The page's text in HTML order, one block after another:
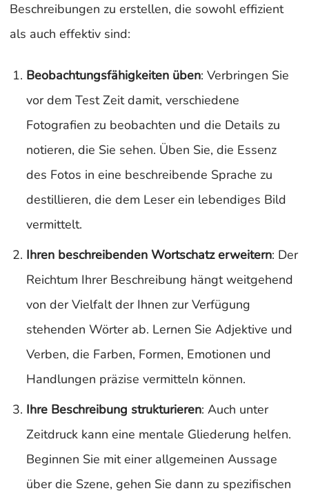
Beschreibungen zu erstellen, die sowohl effizient
als auch effektiv sind:
Beobachtungsfähigkeiten üben: Verbringen Sie
vor dem Test Zeit damit, verschiedene
Fotografien zu beobachten und die Details zu
notieren, die Sie sehen. Üben Sie, die Essenz
des Fotos in eine beschreibende Sprache zu
destillieren, die dem Leser ein lebendiges Bild
vermittelt.
Ihren beschreibenden Wortschatz erweitern: Der
Reichtum Ihrer Beschreibung hängt weitgehend
von der Vielfalt der Ihnen zur Verfügung
stehenden Wörter ab. Lernen Sie Adjektive und
Verben, die Farben, Formen, Emotionen und
Handlungen präzise vermitteln können.
Ihre Beschreibung strukturieren: Auch unter
Zeitdruck kann eine mentale Gliederung helfen.
Beginnen Sie mit einer allgemeinen Aussage
über die Szene, gehen Sie dann zu spezifischen